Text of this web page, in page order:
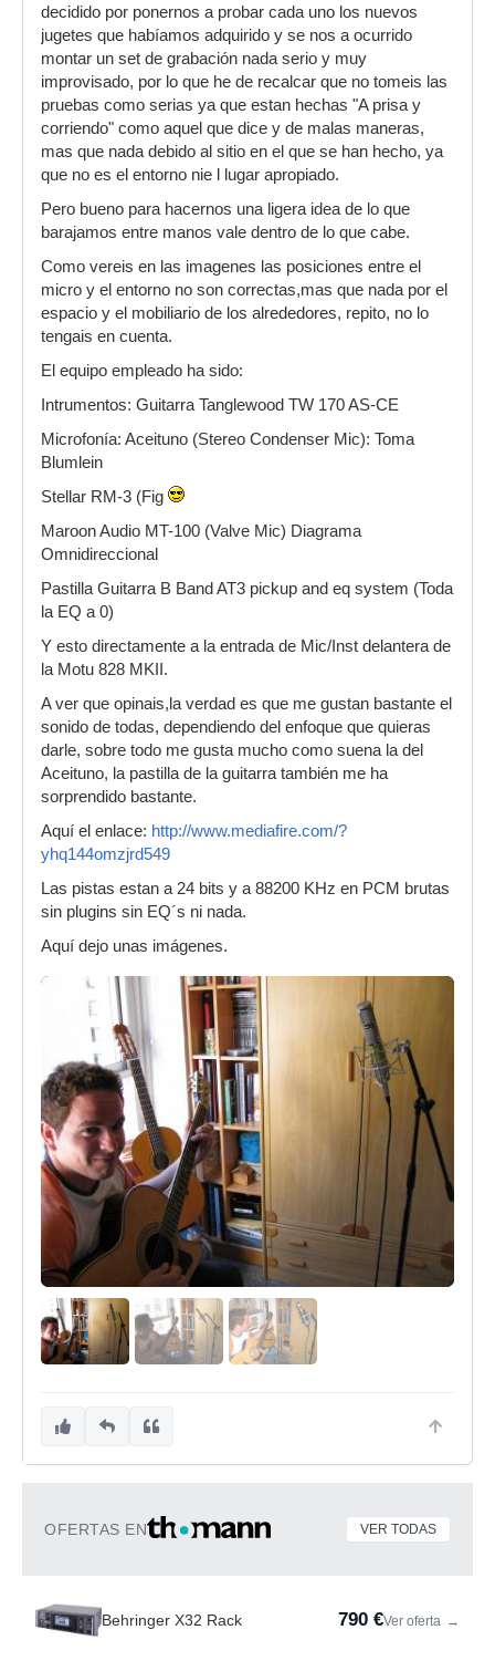
decidido por ponernos a probar cada uno los nuevos
jugetes que habíamos adquirido y se nos a ocurrido
montar un set de grabación nada serio y muy
improvisado, por lo que he de recalcar que no tomeis las
pruebas como serias ya que estan hechas "A prisa y
corriendo" como aquel que dice y de malas maneras,
mas que nada debido al sitio en el que se han hecho, ya
que no es el entorno nie l lugar apropiado.
Pero bueno para hacernos una ligera idea de lo que
barajamos entre manos vale dentro de lo que cabe.
Como vereis en las imagenes las posiciones entre el
micro y el entorno no son correctas,mas que nada por el
espacio y el mobiliario de los alrededores, repito, no lo
tengais en cuenta.
El equipo empleado ha sido:
Intrumentos: Guitarra Tanglewood TW 170 AS-CE
Microfonía: Aceituno (Stereo Condenser Mic): Toma
Blumlein
Stellar RM-3 (Fig
Maroon Audio MT-100 (Valve Mic) Diagrama
Omnidireccional
Pastilla Guitarra B Band AT3 pickup and eq system (Toda
la EQ a 0)
Y esto directamente a la entrada de Mic/Inst delantera de
la Motu 828 MKII.
A ver que opinais,la verdad es que me gustan bastante el
sonido de todas, dependiendo del enfoque que quieras
darle, sobre todo me gusta mucho como suena la del
Aceituno, la pastilla de la guitarra también me ha
sorprendido bastante.
Aquí el enlace: http://www.mediafire.com/?
yhq144omzjrd549
Las pistas estan a 24 bits y a 88200 KHz en PCM brutas
sin plugins sin EQ´s ni nada.
Aquí dejo unas imágenes.
OFERTAS EN VER TODAS
Behringer X32 Rack 790 €Ver oferta →